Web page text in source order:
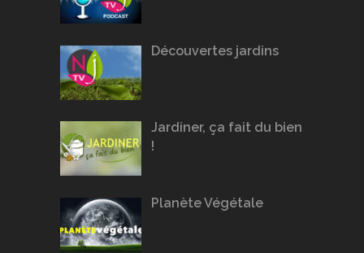
Découvertes jardins
Jardiner, ça fait du bien
!
Planète Végétale